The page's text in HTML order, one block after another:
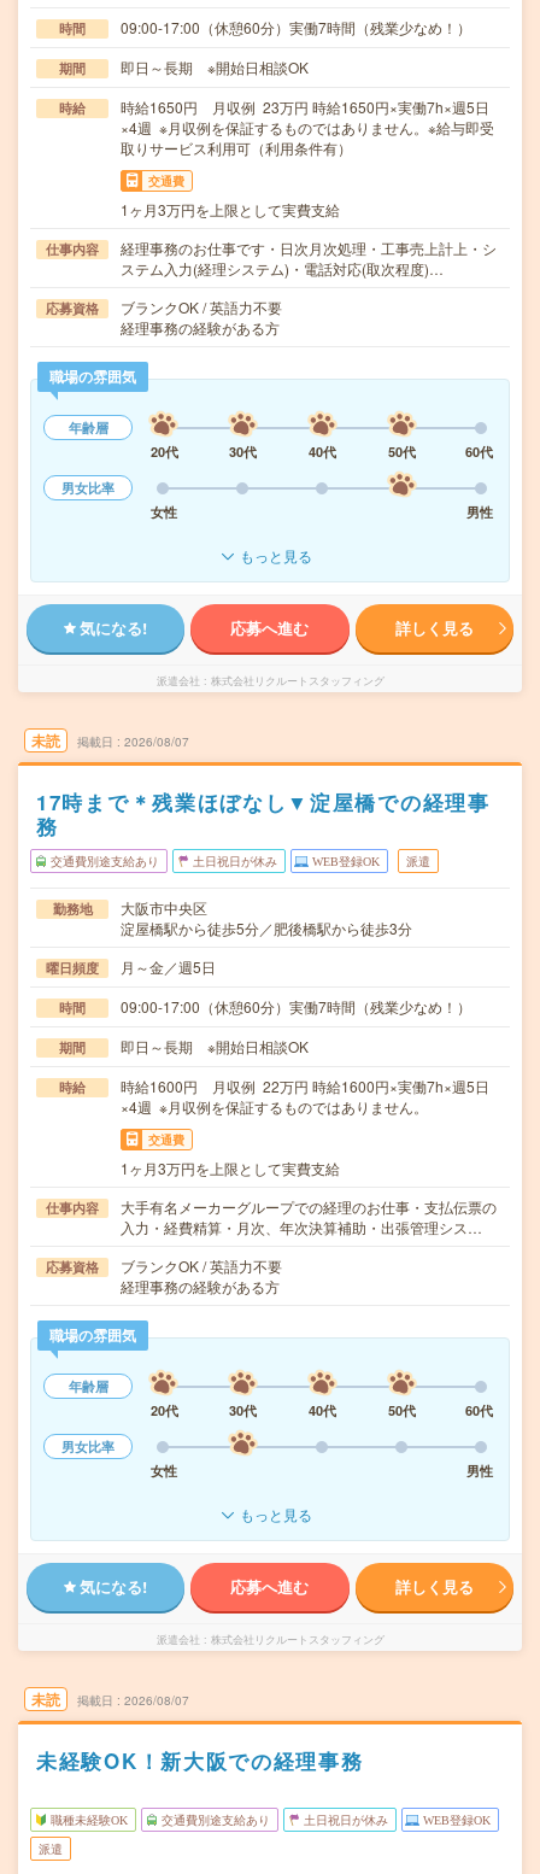
時間 09:00-17:00（休憩60分）実働7時間（残業少なめ！）
期間 即日～長期 ※開始日相談OK
時給
時給1650円 月収例 23万円 時給1650円×実働7h×週5日
×4週 ※月収例を保証するものではありません。※給与即受
取りサービス利用可（利用条件有）
交通費
1ヶ月3万円を上限として実費支給
仕事内容
経理事務のお仕事です・日次月次処理・工事売上計上・シ
ステム入力(経理システム)・電話対応(取次程度)…
応募資格
ブランクOK / 英語力不要
経理事務の経験がある方
職場の雰囲気
年齢層
20代
30代 40代 50代
60代
男女比率
女性
男性
もっと見る
気になる! 応募へ進む 詳しく見る
派遣会社 株式会社リクルートスタッフィング
未読 掲載日 2026/08/07
17時まで＊残業ほぼなし▼淀屋橋での経理事
務
交通費別途支給あり 土日祝日が休み WEB登録OK 派遣
勤務地
大阪市中央区
淀屋橋駅から徒歩5分／肥後橋駅から徒歩3分
曜日頻度 月～金／週5日
時間 09:00-17:00（休憩60分）実働7時間（残業少なめ！）
期間 即日～長期 ※開始日相談OK
時給
時給1600円 月収例 22万円 時給1600円×実働7h×週5日
×4週 ※月収例を保証するものではありません。
交通費
1ヶ月3万円を上限として実費支給
仕事内容
大手有名メーカーグループでの経理のお仕事・支払伝票の
入力・経費精算・月次、年次決算補助・出張管理シス…
応募資格
ブランクOK / 英語力不要
経理事務の経験がある方
職場の雰囲気
年齢層
20代
30代 40代 50代
60代
男女比率
女性
男性
もっと見る
気になる! 応募へ進む 詳しく見る
派遣会社 株式会社リクルートスタッフィング
未読 掲載日 2026/08/07
未経験OK！新大阪での経理事務
職種未経験OK 交通費別途支給あり 土日祝日が休み WEB登録OK
派遣